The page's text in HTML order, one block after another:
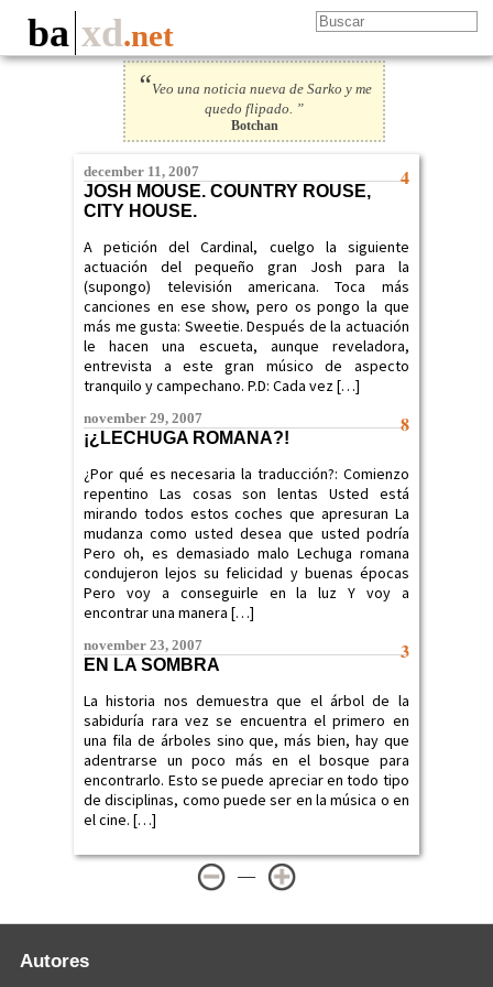
ba xd.net
“Veo una noticia nueva de Sarko y me
quedo flipado. ”
Botchan
4
december 11, 2007
JOSH MOUSE. COUNTRY ROUSE,
CITY HOUSE.
A petición del Cardinal, cuelgo la siguiente
actuación del pequeño gran Josh para la
(supongo) televisión americana. Toca más
canciones en ese show, pero os pongo la que
más me gusta: Sweetie. Después de la actuación
le hacen una escueta, aunque reveladora,
entrevista a este gran músico de aspecto
tranquilo y campechano. P.D: Cada vez […]
8
november 29, 2007
¡¿LECHUGA ROMANA?!
¿Por qué es necesaria la traducción?: Comienzo
repentino Las cosas son lentas Usted está
mirando todos estos coches que apresuran La
mudanza como usted desea que usted podría
Pero oh, es demasiado malo Lechuga romana
condujeron lejos su felicidad y buenas épocas
Pero voy a conseguirle en la luz Y voy a
encontrar una manera […]
3
november 23, 2007
EN LA SOMBRA
La historia nos demuestra que el árbol de la
sabiduría rara vez se encuentra el primero en
una fila de árboles sino que, más bien, hay que
adentrarse un poco más en el bosque para
encontrarlo. Esto se puede apreciar en todo tipo
de disciplinas, como puede ser en la música o en
el cine. […]
—
Autores